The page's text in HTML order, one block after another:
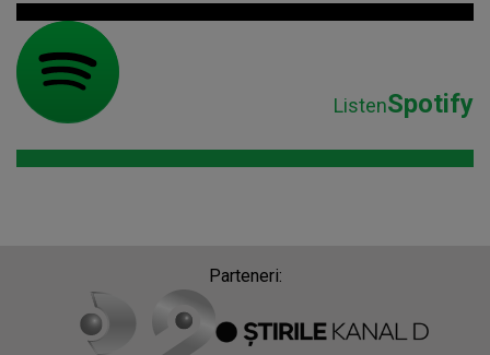
ListenSpotify
Parteneri: